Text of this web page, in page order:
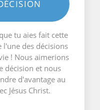
tu aies fait cette
l'une des décisions
! Nous aimerions
décision et nous
d'avantage au
Jésus Christ.